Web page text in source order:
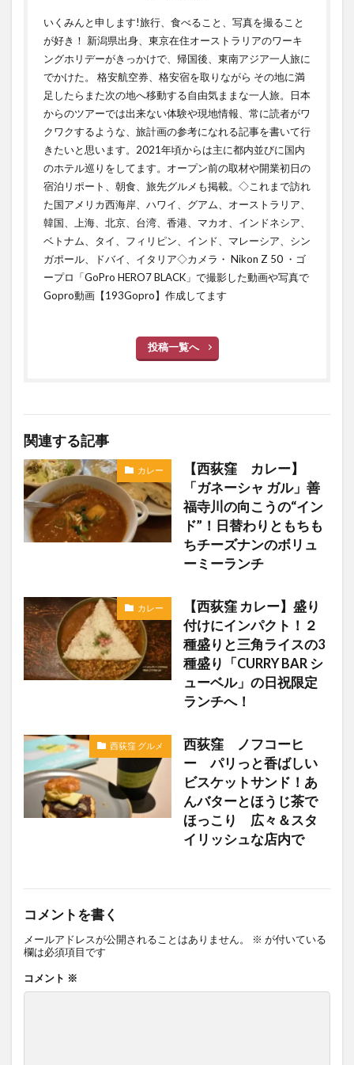
いくみんと申します!旅行、食べること、写真を撮ること
が好き！ 新潟県出身、東京在住オーストラリアのワーキ
ングホリデーがきっかけで、帰国後、東南アジア一人旅に
でかけた。 格安航空券、格安宿を取りながら その地に満
足したらまた次の地へ移動する自由気ままな一人旅。日本
からのツアーでは出来ない体験や現地情報、常に読者がワ
クワクするような、旅計画の参考になれる記事を書いて行
きたいと思います。2021年頃からは主に都内並びに国内
のホテル巡りをしてます。オープン前の取材や開業初日の
宿泊リポート、朝食、旅先グルメも掲載。◇これまで訪れ
た国アメリカ西海岸、ハワイ、グアム、オーストラリア、
韓国、上海、北京、台湾、香港、マカオ、インドネシア、
ベトナム、タイ、フィリピン、インド、マレーシア、シン
ガポール、ドバイ、イタリア◇カメラ・ Nikon Z 50 ・ゴ
ープロ「GoPro HERO7 BLACK」で撮影した動画や写真で
Gopro動画【193Gopro】作成してます
投稿一覧へ
関連する記事
カレー
【西荻窪 カレー】
「ガネーシャ ガル」善
福寺川の向こうの“イン
ド”！日替わりともちも
ちチーズナンのボリュ
ーミーランチ
カレー
【西荻窪 カレー】盛り
付けにインパクト！２
種盛りと三角ライスの3
種盛り「CURRY BAR シ
ューベル」の日祝限定
ランチへ！
西荻窪 グルメ
西荻窪 ノフコーヒ
ー パリっと香ばしい
ビスケットサンド！あ
んバターとほうじ茶で
ほっこり 広々＆スタ
イリッシュな店内で
コメントを書く
メールアドレスが公開されることはありません。 ※ が付いている
欄は必須項目です
コメント ※